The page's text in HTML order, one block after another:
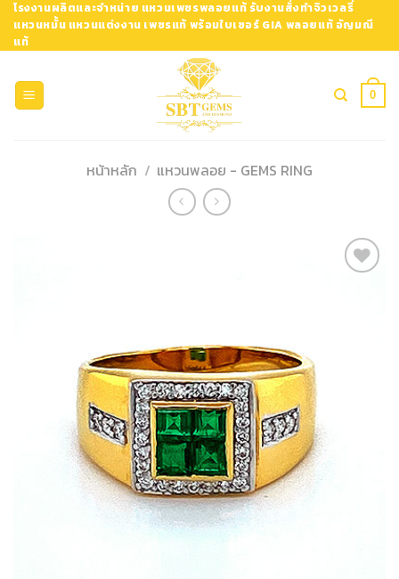
Skip
content
โรงงานผลิตและจำหน่าย แหวนเพชรพลอยแท้ รับงานสั่งทำจิวเวลรี่
แหวนหมั้น แหวนแต่งงาน เพชรแท้ พร้อมใบเซอร์ GIA พลอยแท้ อัญมณี
แท้
0
หน้าหลัก / แหวนพลอย - GEMS RING